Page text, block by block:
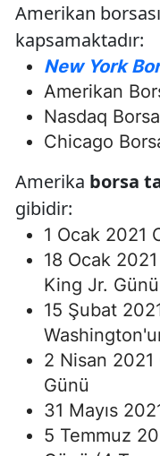
Amerikan
kapsamaktadır:
New York
Amerikan
Nasdaq
Chicago
Amerika borsa
gibidir:
1 Ocak 2021
18 Ocak
King Jr. Günü
15 Şubat
2 Nisan 2021
Günü
31 Mayıs
5 Temmuz